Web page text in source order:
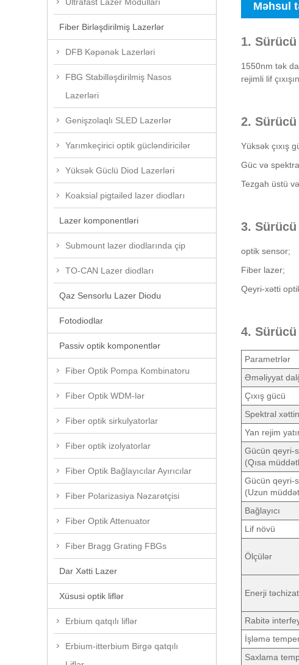
Fiber Birləşdirilmiş Lazerlər
DFB Kəpənək Lazerləri
FBG Stabilləşdirilmiş Nasos
Lazerləri
Genişzolaqlı SLED Lazerlər
Yarımkeçirici optik gücləndiricilər
Yüksək Güclü Diod Lazerləri
Koaksial pigtailed lazer diodları
Lazer komponentləri
Submount lazer diodlarında çip
TO-CAN Lazer diodları
Qaz Sensorlu Lazer Diodu
Fotodiodlar
Passiv optik komponentlər
Fiber Optik Pompa Kombinatoru
Fiber Optik WDM-lər
Fiber optik sirkulyatorlar
Fiber optik izolyatorlar
Fiber Optik Bağlayıcılar Ayırıcılar
Fiber Polarizasiya Nəzarətçisi
Fiber Optik Attenuator
Fiber Bragg Grating FBGs
Dar Xətti Lazer
Xüsusi optik liflər
Erbium qatqılı liflər
Erbium-itterbium Birgə qatqılı
Məhsul
1.
1550nm tək
rejimli lif
2.
Yüksək çıxış
Güc və
Tezgah üstü
3.
optik sensor;
Fiber lazer;
Qeyri-xətti
4.
Parametrlər
Əməliyyat
Çıxış gücü
Spektral
Yan rejim
Gücün qeyri-
(Qısa
Gücün qeyri-
(Uzun
Bağlayıcı
Lif növü
Ölçülər
Enerji
Rabitə
İşləmə
Saxlama